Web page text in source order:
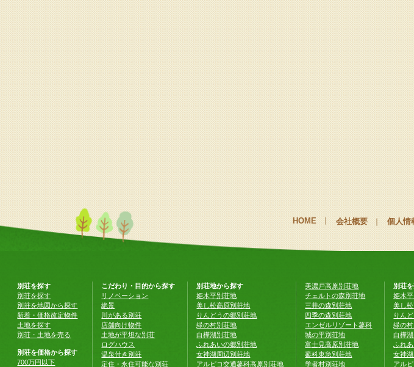
HOME 会社概要 個人情
別荘を探す
別荘を探す
別荘を地図から探す
新着・価格改定物件
土地を探す
別荘・土地を売る
別荘を価格から探す
700万円以下
こだわり・目的から探す
リノベーション
絶景
川がある別荘
店舗向け物件
土地が平坦な別荘
ログハウス
温泉付き別荘
定住・永住可能な別荘
別荘地から探す
姫木平別荘地
美し松高原別荘地
りんどうの郷別荘地
緑の村別荘地
白樺湖別荘地
ふれあいの郷別荘地
女神湖周辺別荘地
アルピコ交通蓼科高原別荘地
美濃戸高原別荘地
チェルトの森別荘地
三井の森別荘地
四季の森別荘地
エンゼルリゾート蓼科
城の平別荘地
富士見高原別荘地
蓼科東急別荘地
学者村別荘地
別荘
姫木
美し
りん
緑の
白樺
ふれ
女神
アル